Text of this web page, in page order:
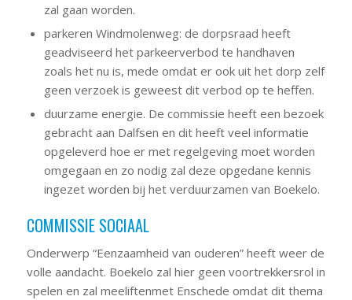
zal gaan worden.
parkeren Windmolenweg: de dorpsraad heeft
geadviseerd het parkeerverbod te handhaven
zoals het nu is, mede omdat er ook uit het dorp zelf
geen verzoek is geweest dit verbod op te heffen.
duurzame energie. De commissie heeft een bezoek
gebracht aan Dalfsen en dit heeft veel informatie
opgeleverd hoe er met regelgeving moet worden
omgegaan en zo nodig zal deze opgedane kennis
ingezet worden bij het verduurzamen van Boekelo.
COMMISSIE SOCIAAL
Onderwerp “Eenzaamheid van ouderen” heeft weer de
volle aandacht. Boekelo zal hier geen voortrekkersrol in
spelen en zal meeliftenmet Enschede omdat dit thema